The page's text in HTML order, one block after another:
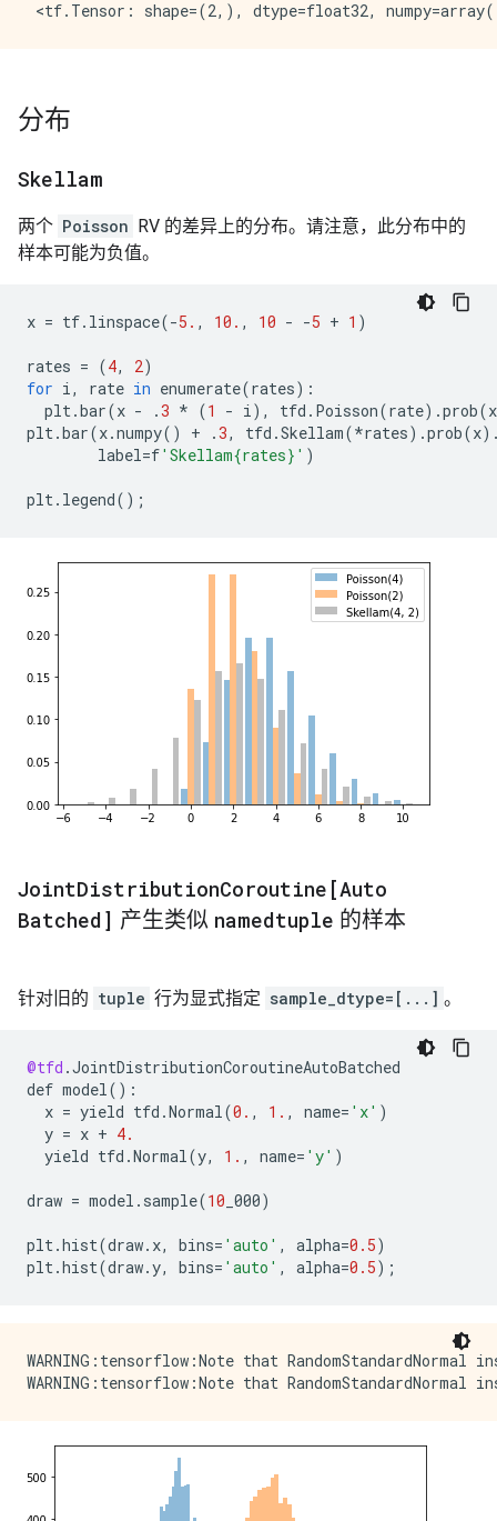
分布
Skellam
两个 Poisson RV 的差异上的分布。请注意，此分布中的
样本可能为负值。
x = tf. linspace(-5. , 10. , 10 - -5 + 1 )
rates = (4, 2)
for i, rate in enumerate(rates):
plt.bar(x - .3 * (1 - i), tfd . Poisson(rate) .prob(x
plt.bar(x.numpy() + .3, tfd .Skellam(*rates) .prob(x)
label=f'Skellam{rates}' )
plt. legend();
JointDistributionCoroutine[Auto
Batched] 产生类似 namedtuple 的样本
针对旧的 tuple 行为显式指定 sample_dtype=[...] 。
@tfd .JointDistributionCoroutineAutoBatched
def model() :
x = yield tfd .Normal(0. , 1. , name= 'x' )
y = x + 4.
yield tfd .Normal(y, 1. , name= 'y' )
draw = model . sample(10 _000)
plt.hist(draw. x, bins= 'auto' , alpha=0.5)
plt.hist(draw.y, bins= 'auto' , alpha=0.5);
WARNING:tensorflow:Note that